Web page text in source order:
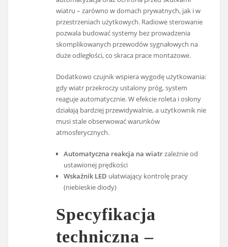
wiatru – zarówno w domach prywatnych, jak i w
przestrzeniach użytkowych. Radiowe sterowanie
pozwala budować systemy bez prowadzenia
skomplikowanych przewodów sygnałowych na
duże odległości, co skraca prace montażowe.
Dodatkowo czujnik wspiera wygodę użytkowania:
gdy wiatr przekroczy ustalony próg, system
reaguje automatycznie. W efekcie roleta i osłony
działają bardziej przewidywalnie, a użytkownik nie
musi stale obserwować warunków
atmosferycznych.
Automatyczna reakcja na wiatrzależnie od
ustawionej prędkości
Wskaźnik LED ułatwiający kontrolę pracy
(niebieskie diody)
Specyfikacja
techniczna –